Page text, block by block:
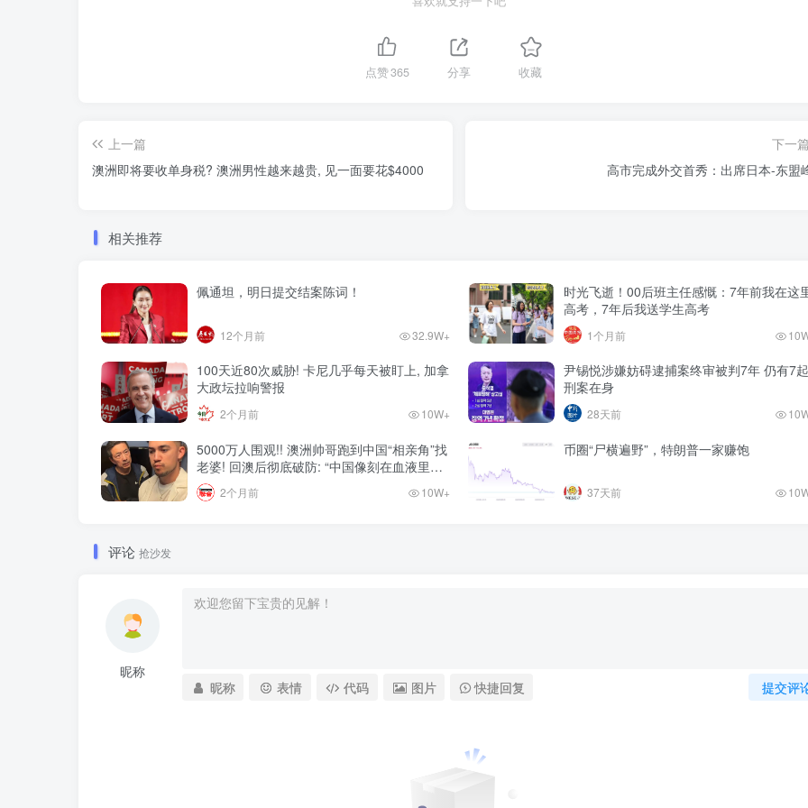
点赞365 分享 收藏
上一篇
澳洲即将要收单身税? 澳洲男性越来越贵, 见一面要花$4000
下一篇
高市完成外交首秀：出席日本-东盟
相关推荐
佩通坦，明日提交结案陈词！
12个月前 32.9W+
时光飞逝！00后班主任感慨：7年前我在这
高考，7年后我送学生高考
1个月前
100天近80次威胁! 卡尼几乎每天被盯上, 加拿
大政坛拉响警报
2个月前 10W+
尹锡悦涉嫌妨碍逮捕案终审被判7年 仍有7起
刑案在身
28天前
5000万人围观!! 澳洲帅哥跑到中国“相亲角”找
老婆! 回澳后彻底破防: “中国像刻在血液里的
家”! 全网疯狂热议…
2个月前 10W+
币圈“尸横遍野”，特朗普一家赚饱
37天前
评论 抢沙发
昵称
提交评
昵称 表情 代码 图片 快捷回复